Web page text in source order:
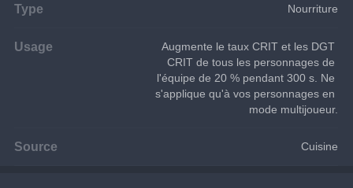
Type Nourriture
Usage
Augmente le taux CRIT et les DGT
CRIT de tous les personnages de
l'équipe de 20 % pendant 300 s. Ne
s'applique qu'à vos personnages en
mode multijoueur.
Source Cuisine